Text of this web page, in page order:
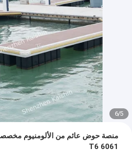
5
/
6
منصة حوض عائم من الألومنيوم مخصصة
6061 T6